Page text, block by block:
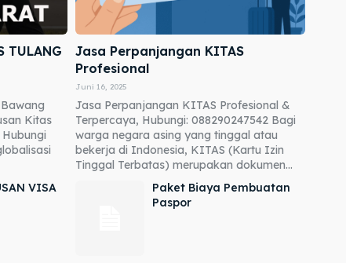
TULANG
Kitas
Jasa Perpanjangan KITAS
Profesional
Juni 16, 2025
Jasa Perpanjangan KITAS Profesional &
Terpercaya, Hubungi: 088290247542 Bagi
warga negara asing yang tinggal atau
bekerja di Indonesia, KITAS (Kartu Izin
Tinggal Terbatas) merupakan dokumen...
VISA
Paket Biaya Pembuatan
Paspor